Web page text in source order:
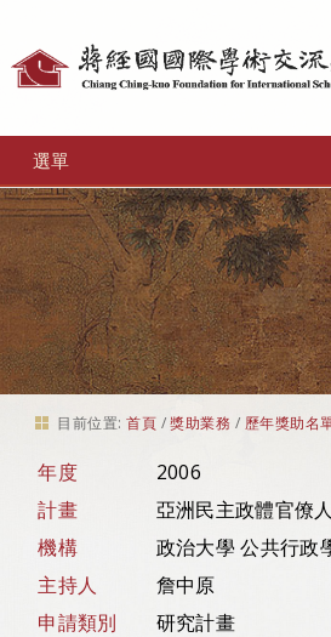
選單
目前位置: 首頁 /獎助業務 / 歷年獎助名
年度
2006
計畫
亞洲民主政體官僚
機構
政治大學 公共行政
主持人
詹中原
申請類別
研究計畫